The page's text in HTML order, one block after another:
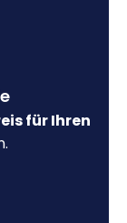
für Ihren